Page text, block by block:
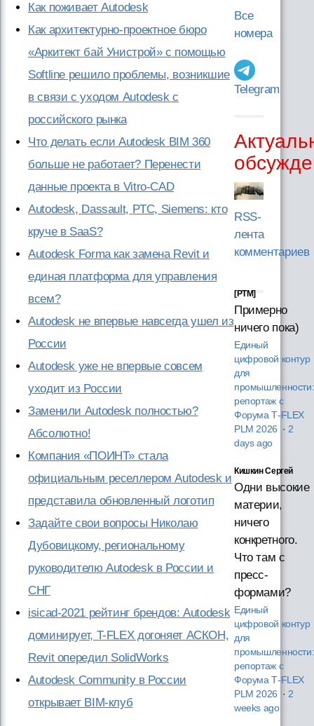
Как поживает Autodesk
Как архитектурно-проектное бюро
«Аркитект бай Унистрой» с помощью
Softline решило проблемы, возникшие
в связи с уходом Autodesk с
российского рынка
Что делать если Autodesk BIM 360
больше не работает? Перенести
данные проекта в Vitro-CAD
Autodesk, Dassault, PTC, Siemens: кто
круче в SaaS?
Autodesk Forma как замена Revit и
единая платформа для управления
всем?
Autodesk не впервые навсегда ушел из
России
Autodesk уже не впервые совсем
уходит из России
Заменили Autodesk полностью?
Абсолютно!
Компания «ПОИНТ» стала
официальным реселлером Autodesk и
представила обновленный логотип
Задайте свои вопросы Николаю
Дубовицкому, региональному
руководителю Autodesk в России и
СНГ
isicad-2021 рейтинг брендов: Autodesk
доминирует, T-FLEX догоняет АСКОН,
Revit опередил SolidWorks
Autodesk Community в России
открывает BIM-клуб
Все
номера
Telegram
RSS-
лента
комментариев
[PTM]
Примерно
ничего пока)
Единый
цифровой контур
для
промышленности:
репортаж с
Форума T‑FLEX
PLM 2026 ·2
days ago
Кишкин Сергей
Одни высокие
материи,
ничего
конкретного.
Что там с
пресс-
формами?
Единый
цифровой контур
для
промышленности:
репортаж с
Форума T‑FLEX
PLM 2026 ·2
weeks ago